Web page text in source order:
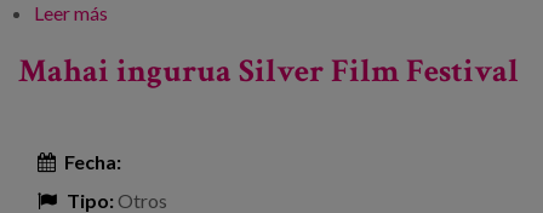
Leer más
Mahai ingurua Silver Film Festival
Fecha:
Tipo:Otros